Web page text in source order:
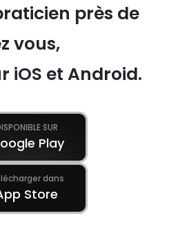
près de
vous,
iOS et Android.
SUR
Play
dans
Store